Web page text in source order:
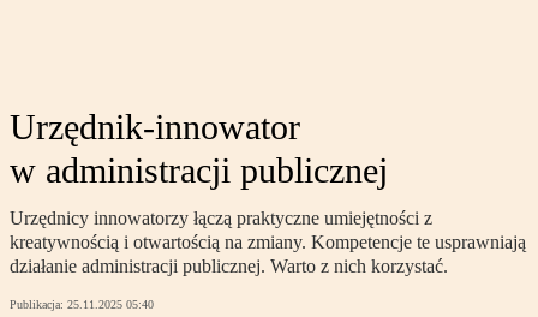
Urzędnik-innowator
w administracji publicznej
Urzędnicy innowatorzy łączą praktyczne umiejętności z
kreatywnością i otwartością na zmiany. Kompetencje te usprawniają
działanie administracji publicznej. Warto z nich korzystać.
Publikacja: 25.11.2025 05:40